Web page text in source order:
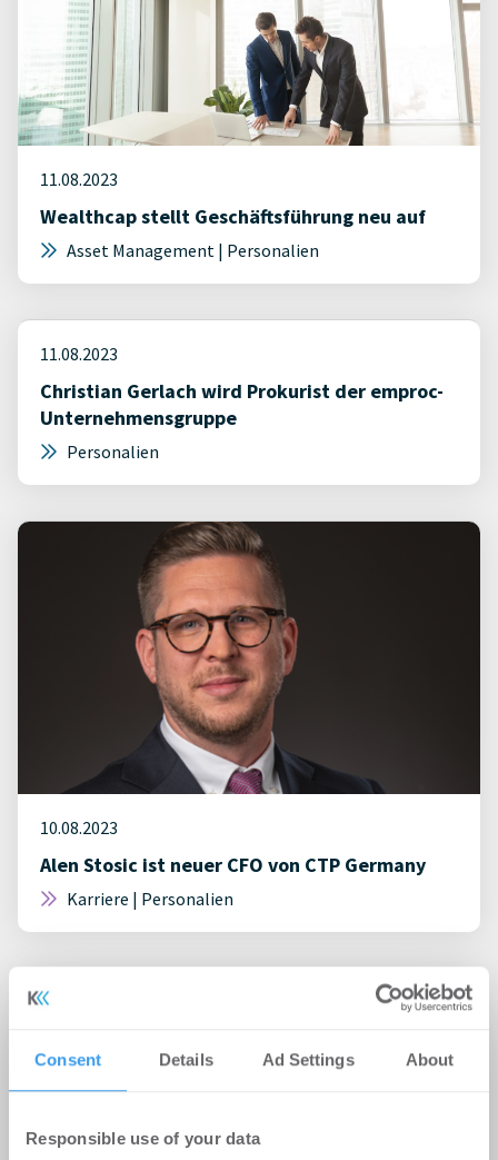
Consent Details Ad Settings About
Responsible use of your data
11.08.2023
Wealthcap stellt Geschäftsführung neu auf
Asset Management | Personalien
11.08.2023
Christian Gerlach wird Prokurist der emproc-
Unternehmensgruppe
Personalien
10.08.2023
Alen Stosic ist neuer CFO von CTP Germany
Karriere | Personalien